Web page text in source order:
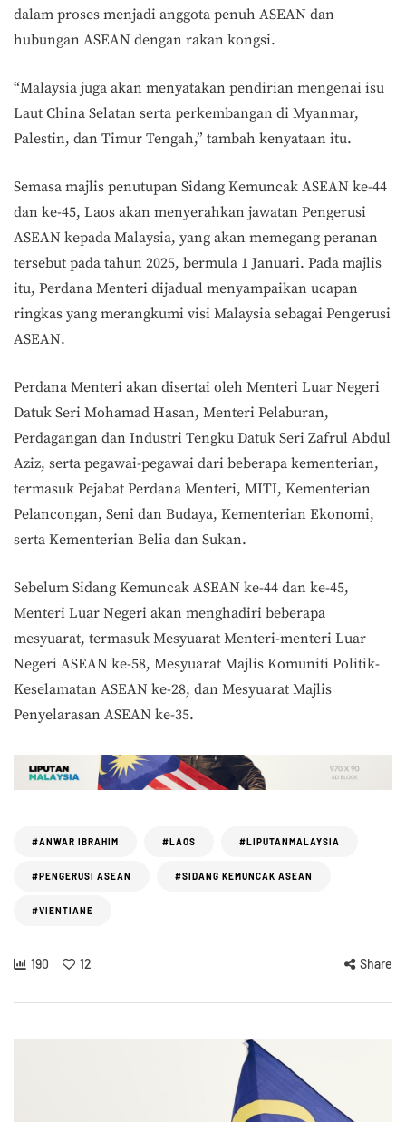
dalam proses menjadi anggota penuh ASEAN dan
hubungan ASEAN dengan rakan kongsi.
“Malaysia juga akan menyatakan pendirian mengenai isu
Laut China Selatan serta perkembangan di Myanmar,
Palestin, dan Timur Tengah,” tambah kenyataan itu.
Semasa majlis penutupan Sidang Kemuncak ASEAN ke-44
dan ke-45, Laos akan menyerahkan jawatan Pengerusi
ASEAN kepada Malaysia, yang akan memegang peranan
tersebut pada tahun 2025, bermula 1 Januari. Pada majlis
itu, Perdana Menteri dijadual menyampaikan ucapan
ringkas yang merangkumi visi Malaysia sebagai Pengerusi
ASEAN.
Perdana Menteri akan disertai oleh Menteri Luar Negeri
Datuk Seri Mohamad Hasan, Menteri Pelaburan,
Perdagangan dan Industri Tengku Datuk Seri Zafrul Abdul
Aziz, serta pegawai-pegawai dari beberapa kementerian,
termasuk Pejabat Perdana Menteri, MITI, Kementerian
Pelancongan, Seni dan Budaya, Kementerian Ekonomi,
serta Kementerian Belia dan Sukan.
Sebelum Sidang Kemuncak ASEAN ke-44 dan ke-45,
Menteri Luar Negeri akan menghadiri beberapa
mesyuarat, termasuk Mesyuarat Menteri-menteri Luar
Negeri ASEAN ke-58, Mesyuarat Majlis Komuniti Politik-
Keselamatan ASEAN ke-28, dan Mesyuarat Majlis
Penyelarasan ASEAN ke-35.
#ANWAR IBRAHIM #LAOS #LIPUTANMALAYSIA
#PENGERUSI ASEAN #SIDANG KEMUNCAK ASEAN
#VIENTIANE
190 12 Share